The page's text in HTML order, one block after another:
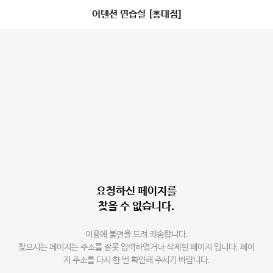
어텐션 연습실 [홍대점]
요청하신 페이지를
찾을 수 없습니다.
이용에 불편을 드려 죄송합니다.
찾으시는 페이지는 주소를 잘못 입력하였거나 삭제된 페이지 입니다. 페이
지 주소를 다시 한 번 확인해 주시기 바랍니다.